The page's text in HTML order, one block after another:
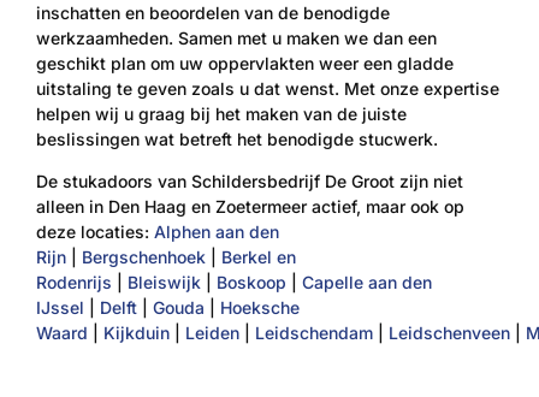
inschatten en beoordelen van de benodigde
werkzaamheden. Samen met u maken we dan een
geschikt plan om uw oppervlakten weer een gladde
uitstaling te geven zoals u dat wenst. Met onze expertise
helpen wij u graag bij het maken van de juiste
beslissingen wat betreft het benodigde stucwerk.
De stukadoors van Schildersbedrijf De Groot zijn niet
alleen in Den Haag en Zoetermeer actief, maar ook op
deze locaties: Alphen aan den
Rijn
Bergschenhoek
Berkel en
Rodenrijs
Bleiswijk Boskoop
Capelle aan den
IJssel
Delft Gouda
Hoeksche
Waard
Kijkduin Leiden Leidschendam Leidschenveen